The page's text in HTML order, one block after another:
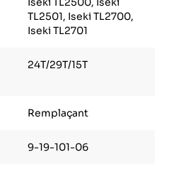
TL2501, Iseki TL2700,
Iseki TL2701
24T/29T/15T
Remplaçant
9-19-101-06